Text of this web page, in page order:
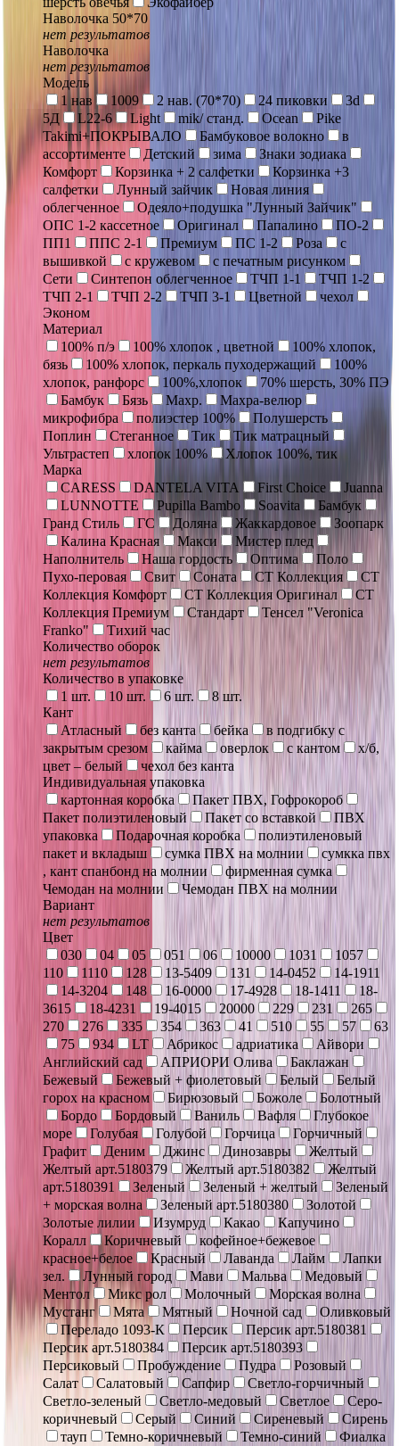
Наволочка 50*70
нет результатов
Наволочка
нет результатов
Модель
1 нав
1009 2 нав. (70*70) 24 пиковки
3d
5Д
L22-6 Light mik/ станд. Ocean
Pike
Takimi+ПОКРЫВАЛО
Бамбуковое волокно
в
ассортименте
Детский зима
Знаки зодиака
Комфорт
Корзинка + 2 салфетки
Корзинка +3
салфетки
Лунный зайчик
Новая линия
облегченное
Одеяло+подушка "Лунный Зайчик"
ОПС 1-2 кассетное
Оригинал Папалино
ПО-2
ПП1
ППС 2-1 Премиум ПС 1-2 Роза
с
вышивкой
с кружевом
с печатным рисунком
Сети
Синтепон облегченное ТЧП 1-1
ТЧП 1-2
ТЧП 2-1
ТЧП 2-2 ТЧП 3-1 Цветной
чехол
Эконом
Материал
100% п/э
100% хлопок , цветной
100% хлопок,
бязь
100% хлопок, перкаль пуходержащий
100%
хлопок, ранфорс
100%,хлопок
70% шерсть, 30% ПЭ
Бамбук
Бязь Махр.
Махра-велюр
микрофибра
полиэстер 100%
Полушерсть
Поплин
Стеганное Тик
Тик матрацный
Ультрастеп
хлопок 100%
Хлопок 100%, тик
Марка
CARESS
DANTELA VITA First Choice
Juanna
LUNNOTTE
Pupilla Bambo Soavita
Бамбук
Гранд Стиль
ГС Доляна Жаккардовое
Зоопарк
Калина Красная
Макси
Мистер плед
Наполнитель
Наша гордость Оптима
Поло
Пухо-перовая
Свит Соната СТ Коллекция
СТ
Коллекция Комфорт
СТ Коллекция Оригинал
СТ
Коллекция Премиум
Стандарт
Тенсел "Veronica
Franko"
Тихий час
Количество оборок
нет результатов
Количество в упаковке
1 шт.
10 шт. 6 шт.
8 шт.
Кант
Атласный
без канта бейка
в подгибку с
закрытым срезом
кайма оверлок с кантом
х/б,
цвет – белый
чехол без канта
Индивидуальная упаковка
картонная коробка
Пакет ПВХ, Гофрокороб
Пакет полиэтиленовый
Пакет со вставкой
ПВХ
упаковка
Подарочная коробка
полиэтиленовый
пакет и вкладыш
сумка ПВХ на молнии
сумкка пвх
, кант спанбонд на молнии
фирменная сумка
Чемодан на молнии
Чемодан ПВХ на молнии
Вариант
нет результатов
Цвет
030
04 05 051 06 10000 1031
1057
110
1110 128 13-5409 131 14-0452
14-1911
14-3204
148 16-0000 17-4928 18-1411
18-
3615
18-4231 19-4015 20000 229 231
265
270
276 335 354 363 41 510 55 57
63
75
934 LT Абрикос адриатика
Айвори
Английский сад
АПРИОРИ Олива
Баклажан
Бежевый
Бежевый + фиолетовый Белый
Белый
горох на красном
Бирюзовый Божоле
Болотный
Бордо
Бордовый Ваниль Вафля
Глубокое
море
Голубая Голубой Горчица
Горчичный
Графит
Деним Джинс Динозавры
Желтый
Желтый арт.5180379
Желтый арт.5180382
Желтый
арт.5180391
Зеленый Зеленый + желтый
Зеленый
+ морская волна
Зеленый арт.5180380
Золотой
Золотые лилии
Изумруд Какао
Капучино
Коралл
Коричневый
кофейное+бежевое
красное+белое
Красный Лаванда Лайм
Лапки
зел.
Лунный город Мави Мальва
Медовый
Ментол
Микс рол Молочный
Морская волна
Мустанг
Мята Мятный Ночной сад
Оливковый
Переладо 1093-К
Персик
Персик арт.5180381
Персик арт.5180384
Персик арт.5180393
Персиковый
Пробуждение Пудра
Розовый
Салат
Салатовый Сапфир
Светло-горчичный
Светло-зеленый
Светло-медовый Светлое
Серо-
коричневый
Серый Синий Сиреневый
Сирень
тауп
Темно-коричневый Темно-синий
Фиалка